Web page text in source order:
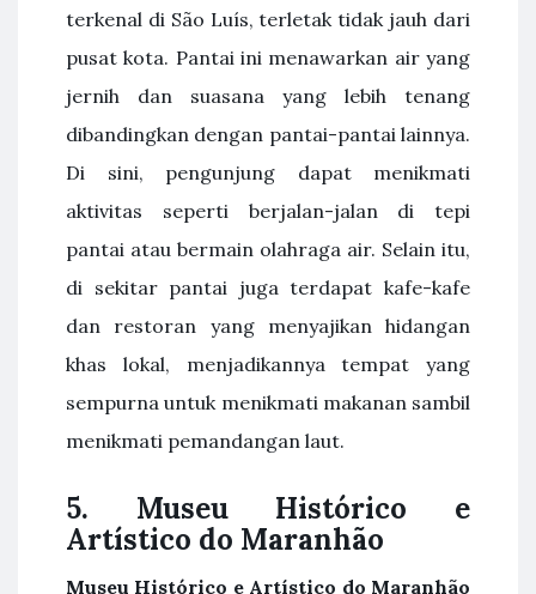
terkenal di São Luís, terletak tidak jauh dari
pusat kota. Pantai ini menawarkan air yang
jernih dan suasana yang lebih tenang
dibandingkan dengan pantai-pantai lainnya.
Di sini, pengunjung dapat menikmati
aktivitas seperti berjalan-jalan di tepi
pantai atau bermain olahraga air. Selain itu,
di sekitar pantai juga terdapat kafe-kafe
dan restoran yang menyajikan hidangan
khas lokal, menjadikannya tempat yang
sempurna untuk menikmati makanan sambil
menikmati pemandangan laut.
5. Museu Histórico e
Artístico do Maranhão
Museu Histórico e Artístico do Maranhão